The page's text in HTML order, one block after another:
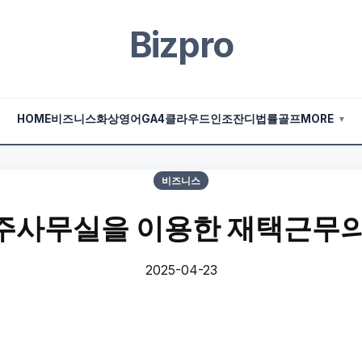
Bizpro
HOME비즈니스화상영어 GA4클라우드인조잔디 법률골프MORE ▼
비즈니스
사무실을 이용한 재택근무
2025-04-23